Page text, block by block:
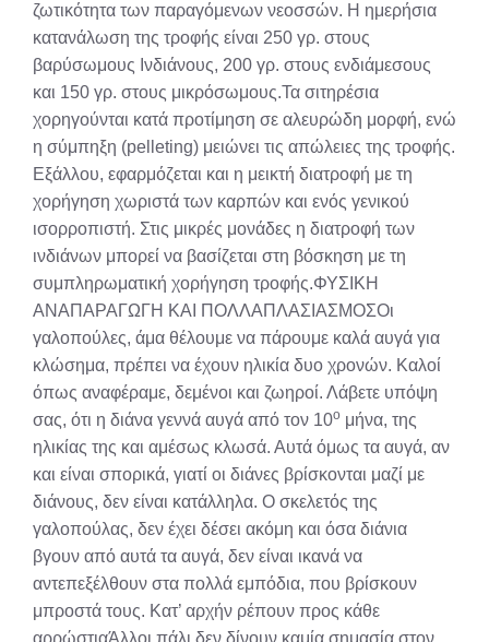
ζωτικότητα των παραγόμενων νεοσσών. Η ημερήσια
κατανάλωση της τροφής είναι 250 γρ. στους
βαρύσωμους Ινδιάνους, 200 γρ. στους ενδιάμεσους
και 150 γρ. στους μικρόσωμους.Τα σιτηρέσια
χορηγούνται κατά προτίμηση σε αλευρώδη μορφή, ενώ
η σύμπηξη (pelleting) μειώνει τις απώλειες της τροφής.
Εξάλλου, εφαρμόζεται και η μεικτή διατροφή με τη
χορήγηση χωριστά των καρπών και ενός γενικού
ισορρο­πιστή. Στις μικρές μονάδες η διατροφή των
ινδιάνων μπορεί να βασίζεται στη βόσκηση με τη
συμπληρωματική χορήγηση τροφής.ΦΥΣΙΚΗ
ΑΝΑΠΑΡΑΓΩΓΗ ΚΑΙ ΠΟΛΛΑΠΛΑΣΙΑΣΜΟΣΟι
γαλοπούλες, άμα θέλουμε να πάρουμε καλά αυγά για
κλώσημα, πρέπει να έχουν ηλικία δυο χρονών. Καλοί
όπως αναφέραμε, δεμένοι και ζωηροί. Λάβετε υπόψη
σας, ότι η διάνα γεννά αυγά από τον 10ο μήνα, της
ηλικίας της και αμέσως κλωσά. Αυτά όμως τα αυγά, αν
και είναι σπορικά, γιατί οι διάνες βρίσκονται μαζί με
διάνους, δεν είναι κατάλληλα. Ο σκελετός της
γαλοπούλας, δεν έχει δέσει ακόμη και όσα διάνια
βγουν από αυτά τα αυγά, δεν είναι ικανά να
αντεπεξέλθουν στα πολλά εμπόδια, που βρίσκουν
μπροστά τους. Κατ’ αρχήν ρέπουν προς κάθε
αρρώστιαΆλλοι πάλι δεν δίνουν καμία σημασία στον